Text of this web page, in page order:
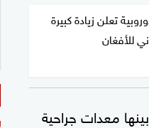
تعلن زيادة كبيرة
للأفغان
معدات جراحية